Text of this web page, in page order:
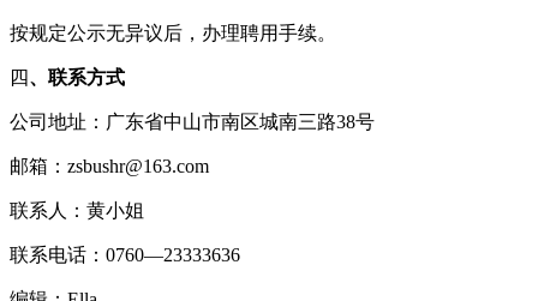
按规定公示无异议后，办理聘用手续。
四、联系方式
公司地址：广东省中山市南区城南三路38号
邮箱：zsbushr@163.com
联系人：黄小姐
联系电话：0760—23333636